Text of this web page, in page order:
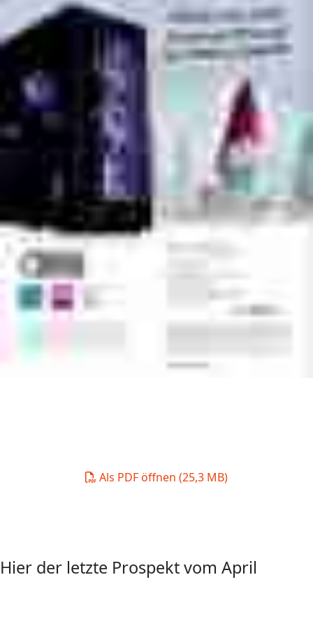
Als PDF öffnen (25,3 MB)
Hier der letzte Prospekt vom April